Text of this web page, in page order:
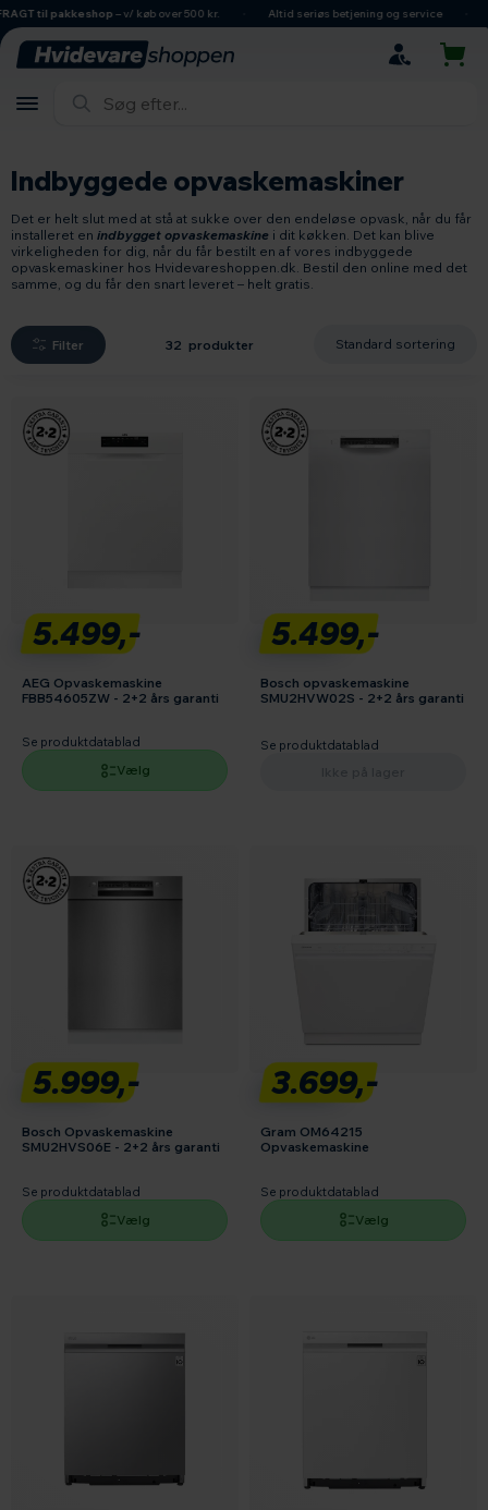
hovedindhold
søgning
navigation
indkøbskurv
pakkeshop– v/ køb over 500 kr. Altid seriøs betjening og service
Indbyggede opvaskemaskiner
Det er helt slut med at stå at sukke over den endeløse opvask, når du får
installeret en indbygget opvaskemaskine i dit køkken. Det kan blive
virkeligheden for dig, når du får bestilt en af vores indbyggede
opvaskemaskiner hos Hvidevareshoppen.dk. Bestil den online med det
samme, og du får den snart leveret – helt gratis.
Filter 32 produkter
5.499,-
AEG Opvaskemaskine
FBB54605ZW - 2+2 års garanti
Se produktdatablad
Vælg
5.499,-
Bosch opvaskemaskine
SMU2HVW02S - 2+2 års garanti
Se produktdatablad
5.999,-
Bosch Opvaskemaskine
SMU2HVS06E - 2+2 års garanti
Se produktdatablad
Vælg
3.699,-
Gram OM64215
Opvaskemaskine
Se produktdatablad
Vælg